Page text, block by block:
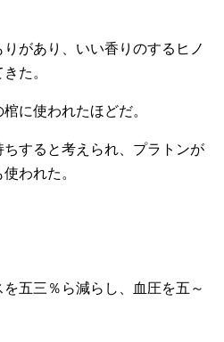
があり、いい香りのするヒノ
た。
に使われたほどだ。
すると考えられ、プラトンが
われた。
五三％ら減らし、血圧を五～